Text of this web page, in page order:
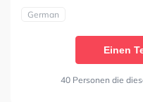
German
Einen
40 Personen die